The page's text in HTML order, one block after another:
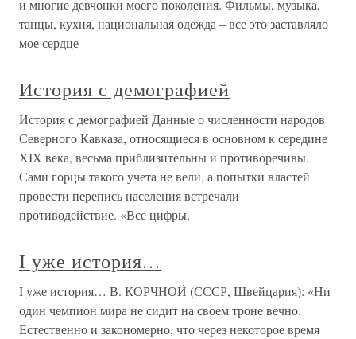
и многие девчонки моего поколения. Фильмы, музыка,
танцы, кухня, национальная одежда – все это заставляло
мое сердце
История с демографией
История с демографией Данные о численности народов
Северного Кавказа, относящиеся в основном к середине
XIX века, весьма приблизительны и противоречивы.
Сами горцы такого учета не вели, а попытки властей
провести перепись населения встречали
противодействие. «Все цифры,
I уже история…
I уже история… В. КОРЧНОЙ (СССР, Швейцария): «Ни
один чемпион мира не сидит на своем троне вечно.
Естественно и закономерно, что через некоторое время